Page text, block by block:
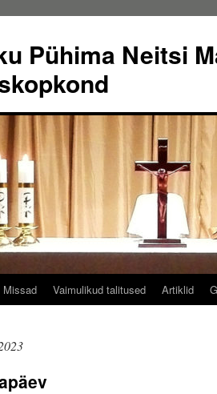
Pühima Neitsi
Missad Vaimulikud talitused Artiklid